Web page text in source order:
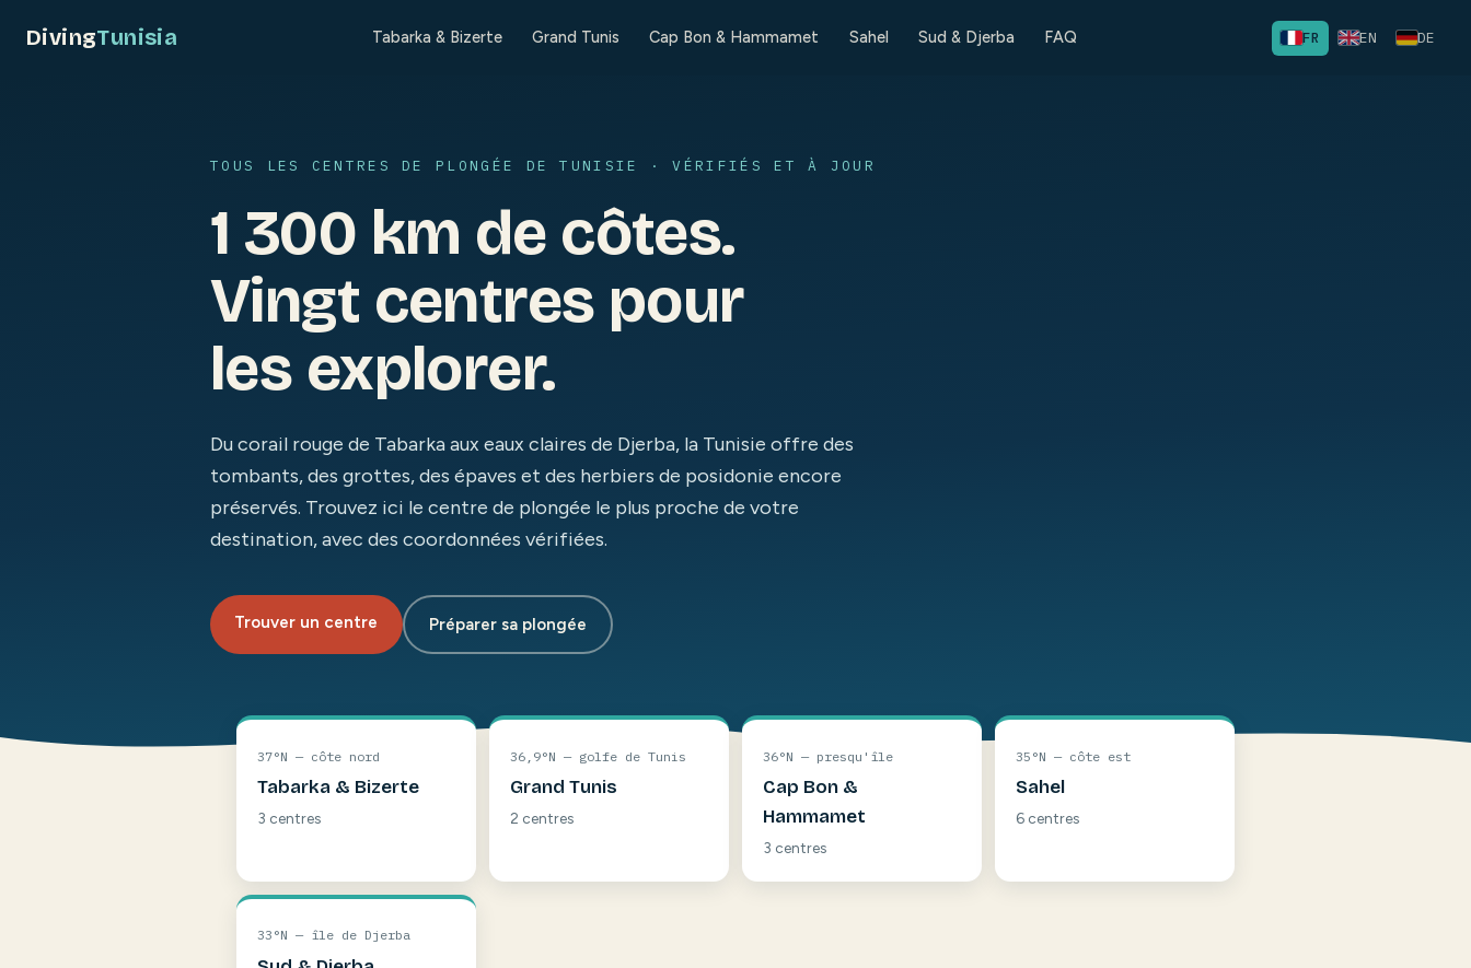
DivingTunisia Tabarka & Bizerte Grand Tunis Cap Bon & Hammamet Sahel Sud & Djerba FAQ FR EN DE
TOUS LES CENTRES DE PLONGÉE DE TUNISIE · VÉRIFIÉS ET À JOUR
1 300 km de côtes.
Vingt centres pour
les explorer.
Du corail rouge de Tabarka aux eaux claires de Djerba, la Tunisie offre des
tombants, des grottes, des épaves et des herbiers de posidonie encore
préservés. Trouvez ici le centre de plongée le plus proche de votre
destination, avec des coordonnées vérifiées.
Trouver un centre Préparer sa plongée
37°N — côte nord
Tabarka & Bizerte
3 centres
36,9°N — golfe de Tunis
Grand Tunis
2 centres
36°N — presqu'île
Cap Bon &
Hammamet
3 centres
35°N — côte est
Sahel
6 centres
33°N — île de Djerba